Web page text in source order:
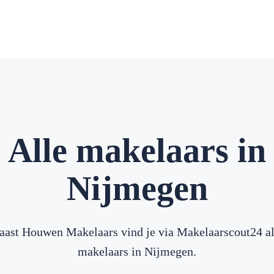
Alle makelaars in
Nijmegen
Houwen Makelaars vind je via Makelaarscout24
makelaars in Nijmegen.